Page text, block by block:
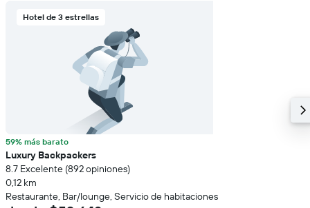
Hotel de 3 estrellas
59% más barato
Luxury Backpackers
8.7 Excelente (892 opiniones)
0,12 km
Restaurante, Bar/lounge, Servicio de habitaciones